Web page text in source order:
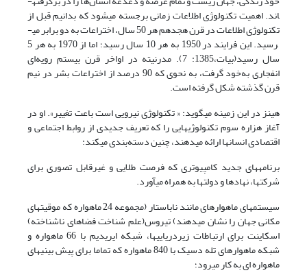
اند. اهمیت تکنولوژی اطلاعات زمانی برجسته می‏شود که بدانیم قبل از
تکنولوژی اطلاعات در قرن هجدهم هر 50 سال، اختراعات به دو برابر می­
رسید. این فرایند در 1950 به هر 10 سال رسید؛ اما از 1970 به هر 5
سال رسید(بیات،1385: 7). مدرنیته در اواخر قرن بیستم رویه‌ای
انفجاری به‌خود گرفت، به نحوی که 90 درصد از اختراعات بشر در نیم
قرن گذشته شکل گرفته است.
هینز در این زمینه می­گوید: « تکنولوژی نیرویی است باعت تغییر». او در
آغاز هزاره سوم تکنولوژی‏هایی را که تعریف جدیدی از روابط اجتماعی و
اقتصادی انسان‏ها ارائه می‏دهند، چنین دسته‌بندی می­کند:
برنامه‏های جدید کامپیوتری که فرصت طلایی و غیرقابل تصوری برای
شرکت‏ها، نهاد‏ها و دولت‏ها به همراه می­آورد.
سیستم‏های ماهواره­ای مانند ناب­استار (مجموعه 24 ماهواره که موقیت‏های
مکانی جهان را نشان می‏دهند) تیروس(علم شناخت فضا‏های ناشناخته)
اسکای­نت برای ارتباطات زیردریایی‏ها، شبکه­ ایریدیم با 66 ماهواره و
شبکه ماهواره­ای تله دسیک با 840 ماهواره که تماما برای پیش بینی‏های
ماهواره ای به کار می‏رود؛